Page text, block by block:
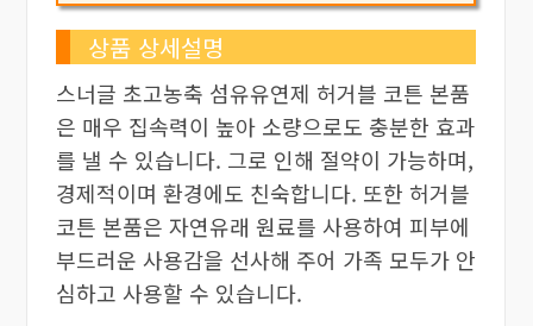
상품 상세설명
스너글 초고농축 섬유유연제 허거블 코튼 본품
은 매우 집속력이 높아 소량으로도 충분한 효과
를 낼 수 있습니다. 그로 인해 절약이 가능하며,
경제적이며 환경에도 친숙합니다. 또한 허거블
코튼 본품은 자연유래 원료를 사용하여 피부에
부드러운 사용감을 선사해 주어 가족 모두가 안
심하고 사용할 수 있습니다.